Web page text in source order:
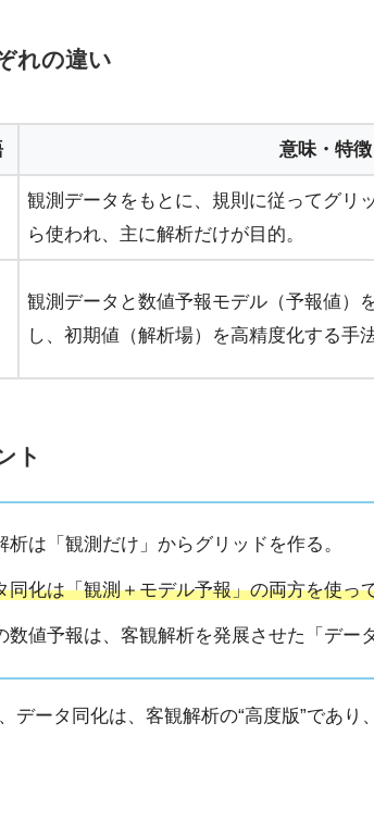
れの違い
意味・特徴
観測データをもとに、規則に従ってグリ
ら使われ、主に解析だけが目的。
観測データと数値予報モデル（予報値）
し、初期値（解析場）を高精度化する手法
ト
析は「観測だけ」からグリッドを作る。
同化は「観測＋モデル予報」の両方を使っ
数値予報は、客観解析を発展させた「デー
データ同化は、客観解析の“高度版”であ